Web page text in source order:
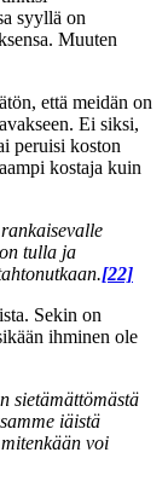
syyllä on
Muuten
että meidän on
Ei siksi,
peruisi koston
kostaja kuin
tulla ja
[22]
Sekin on
ihminen ole
sietämättömästä
iäistä
voi